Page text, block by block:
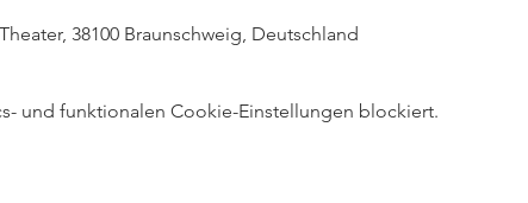
38100 Braunschweig, Deutschland
und funktionalen Cookie-Einstellungen blockiert.